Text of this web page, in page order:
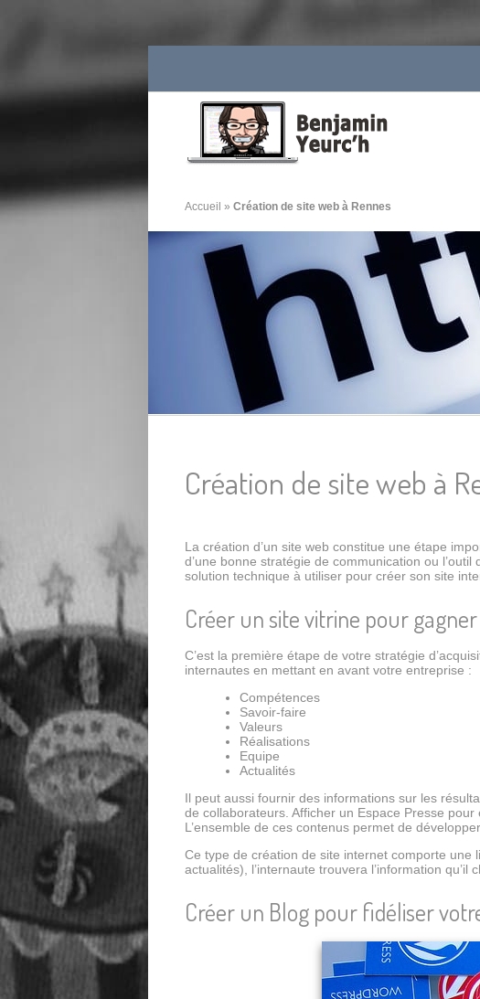
Accueil » Création de site web à Rennes
Création de site web à
La création d’un site web constitue une étape
d’une bonne stratégie de communication ou
solution technique à utiliser pour créer son site
Créer un site vitrine pour
C’est la première étape de votre stratégie
internautes en mettant en avant votre entreprise :
Compétences
Savoir-faire
Valeurs
Réalisations
Equipe
Actualités
Il peut aussi fournir des informations sur les
de collaborateurs. Afficher un Espace Presse
L’ensemble de ces contenus permet de
Ce type de création de site internet comporte une
actualités), l’internaute trouvera l’information qu’il
Créer un Blog pour fidéliser